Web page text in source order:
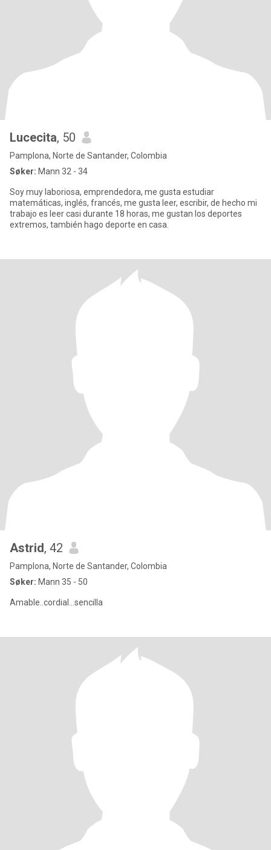
Lucecita, 50
Pamplona, Norte de Santander, Colombia
Søker: Mann 32 - 34
Soy muy laboriosa, emprendedora, me gusta estudiar
matemáticas, inglés, francés, me gusta leer, escribir, de hecho mi
trabajo es leer casi durante 18 horas, me gustan los deportes
extremos, también hago deporte en casa.
Astrid, 42
Pamplona, Norte de Santander, Colombia
Søker: Mann 35 - 50
Amable..cordial...sencilla